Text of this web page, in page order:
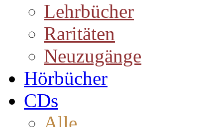
Lehrbücher
Raritäten
Neuzugänge
Hörbücher
CDs